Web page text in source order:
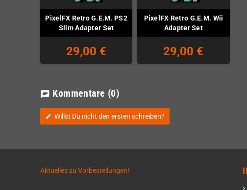
PixelFX Retro G.E.M. PS2
Slim Adapter Set
29,00 €
PixelFX Retro G.E.M. Wii
Adapter Set
29,00 €
chat Kommentare (0)
edit Willst Du nicht den ersten schreiben?
Aktuelles zu Vorbestellungen!